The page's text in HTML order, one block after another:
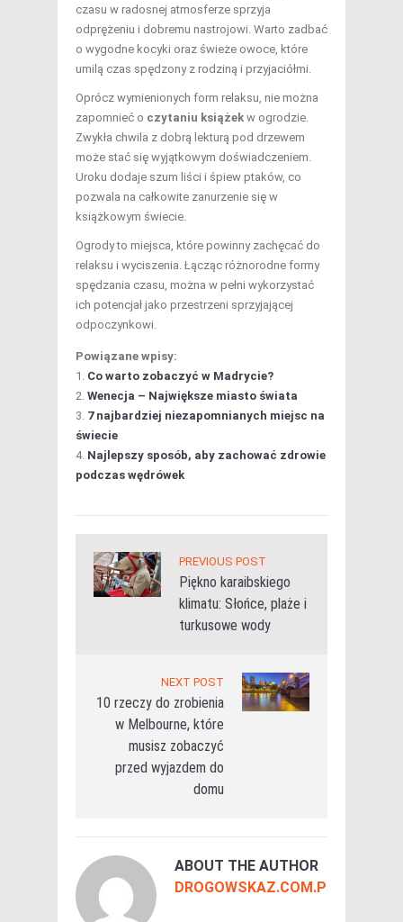
czasu w radosnej atmosferze sprzyja
odprężeniu i dobremu nastrojowi. Warto zadbać
o wygodne kocyki oraz świeże owoce, które
umilą czas spędzony z rodziną i przyjaciółmi.
Oprócz wymienionych form relaksu, nie można
zapomnieć o czytaniu książek w ogrodzie.
Zwykła chwila z dobrą lekturą pod drzewem
może stać się wyjątkowym doświadczeniem.
Uroku dodaje szum liści i śpiew ptaków, co
pozwala na całkowite zanurzenie się w
książkowym świecie.
Ogrody to miejsca, które powinny zachęcać do
relaksu i wyciszenia. Łącząc różnorodne formy
spędzania czasu, można w pełni wykorzystać
ich potencjał jako przestrzeni sprzyjającej
odpoczynkowi.
Powiązane wpisy:
Co warto zobaczyć w Madrycie?
Wenecja – Największe miasto świata
7 najbardziej niezapomnianych miejsc na
świecie
Najlepszy sposób, aby zachować zdrowie
podczas wędrówek
PREVIOUS POST
Piękno karaibskiego
klimatu: Słońce, plaże i
turkusowe wody
NEXT POST
10 rzeczy do zrobienia
w Melbourne, które
musisz zobaczyć
przed wyjazdem do
domu
ABOUT THE AUTHOR
DROGOWSKAZ.COM.PL